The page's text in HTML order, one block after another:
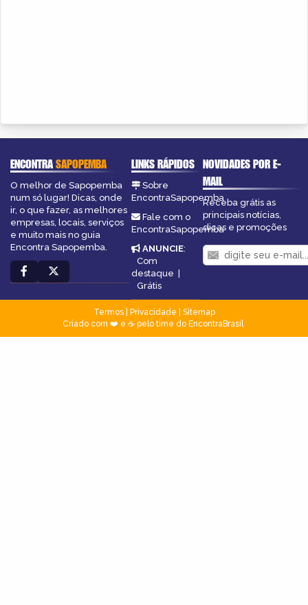
ENCONTRASAPOPEMBA
O melhor de Sapopemba
num só lugar! Dicas, onde
ir, o que fazer, as melhores
empresas, locais, serviços
e muito mais no guia
Encontra Sapopemba.
LINKS RÁPIDOS
Sobre
EncontraSapopemba
Fale com o
EncontraSapopemba
ANUNCIE:
Com
destaque
Grátis
NOVIDADES POR E-
MAIL
Receba grátis as
principais notícias,
dicas e promoções
Termos| Privacidade
Sitemap
Criado com ❤️ e ☕ pelo time do EncontraBrasil